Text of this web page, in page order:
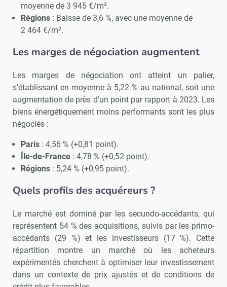
moyenne de 3 945 €/m².
Régions: Baisse de 3,6 %, avec une moyenne de
2 464 €/m².
Les marges de négociation augmentent
Les marges de négociation ont atteint un palier,
s’établissant en moyenne à 5,22 % au national, soit une
augmentation de près d’un point par rapport à 2023. Les
biens énergétiquement moins performants sont les plus
négociés :
Paris: 4,56 % (+0,81 point).
Île-de-France: 4,78 % (+0,52 point).
Régions: 5,24 % (+0,95 point).
Quels profils des acquéreurs ?
Le marché est dominé par les secundo-accédants, qui
représentent 54 % des acquisitions, suivis par les primo-
accédants (29 %) et les investisseurs (17 %). Cette
répartition montre un marché où les acheteurs
expérimentés cherchent à optimiser leur investissement
dans un contexte de prix ajustés et de conditions de